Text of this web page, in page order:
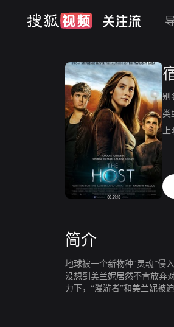
别
类
上
简介
地球被一个新物种“灵魂”侵
没想到美兰妮居然不肯放弃
力下，“漫游者”和美兰妮被